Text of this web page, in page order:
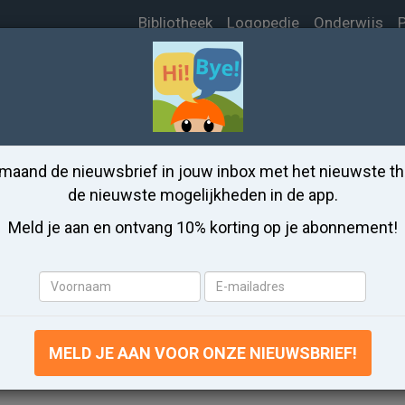
Bibliotheek Logopedie Onderwijs
app Thema Winkelen
Thema Winkelen leren in
kinderen makkelijk en snel 15
Winkelen met onze app
WINKELEN OEFENEN
de nieuwsbrief in jouw inbox met het nieuwste
de nieuwste mogelijkheden in de app.
Meld je aan en ontvang 10% korting op je abonnement!
Voornaam
E-
mailadres
MELD JE AAN VOOR ONZE NIEUWSBRIEF!